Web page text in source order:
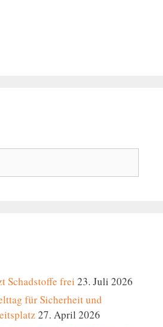
Schadstoffe frei 23. Juli 2026
für Sicherheit und
27. April 2026